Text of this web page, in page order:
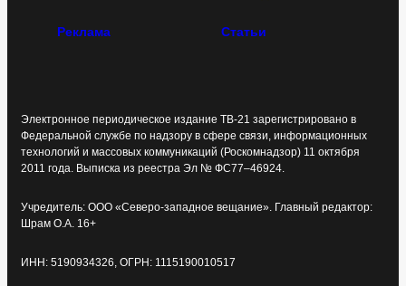
Реклама Статьи
Электронное периодическое издание ТВ-21 зарегистрировано в
Федеральной службе по надзору в сфере связи, информационных
технологий и массовых коммуникаций (Роскомнадзор) 11 октября
2011 года. Выписка из реестра Эл № ФС77–46924.
Учредитель: ООО «Северо-западное вещание». Главный редактор:
Шрам О.А. 16+
ИНН: 5190934326, ОГРН: 1115190010517